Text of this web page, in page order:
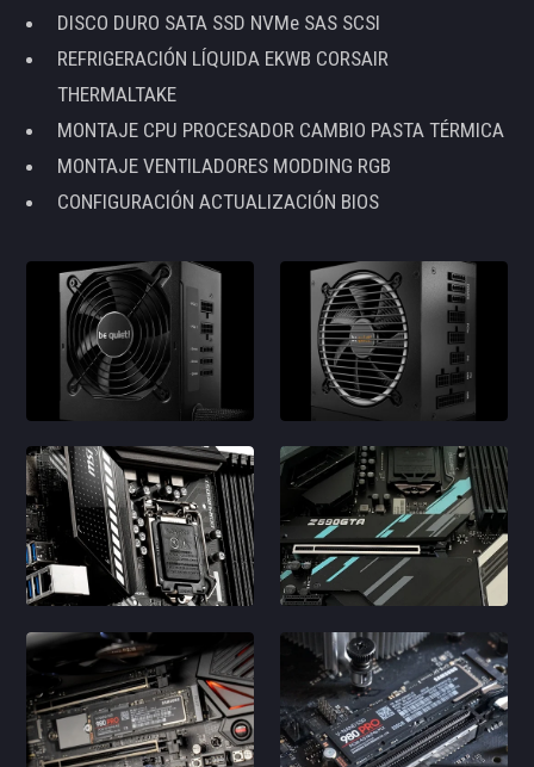
DISCO DURO SATA SSD NVMe SAS SCSI
REFRIGERACIÓN LÍQUIDA EKWB CORSAIR
THERMALTAKE
MONTAJE CPU PROCESADOR CAMBIO PASTA TÉRMICA
MONTAJE VENTILADORES MODDING RGB
CONFIGURACIÓN ACTUALIZACIÓN BIOS